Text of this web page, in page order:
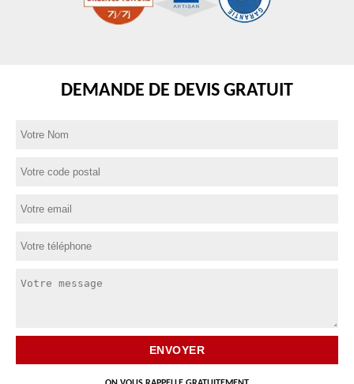
DEMANDE DE DEVIS GRATUIT